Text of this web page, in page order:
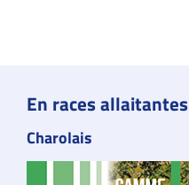
En races allaitantes
Charolais